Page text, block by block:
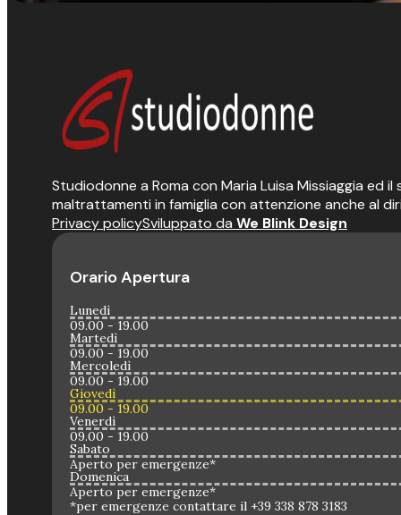
Studiodonne a Roma con Maria Luisa Missiaggia ed
maltrattamenti in famiglia con attenzione anche al
Privacy policySviluppato da We Blink Design
Orario Apertura
Lunedì
09.00 - 19.00
Martedì
09.00 - 19.00
Mercoledì
09.00 - 19.00
Giovedì
09.00 - 19.00
Venerdì
09.00 - 19.00
Sabato
Aperto per emergenze*
Domenica
Aperto per emergenze*
*per emergenze contattare il +39 338 878 3183